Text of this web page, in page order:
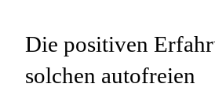
Die positiven
solchen autofreien